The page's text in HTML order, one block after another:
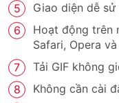
Giao diện dễ sử
Hoạt động trên
Safari, Opera
Tải GIF không
Không cần cài